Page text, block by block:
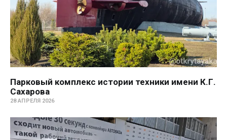
Парковый комплекс истории техники имени К.Г.
Сахарова
28 АПРЕЛЯ 2026